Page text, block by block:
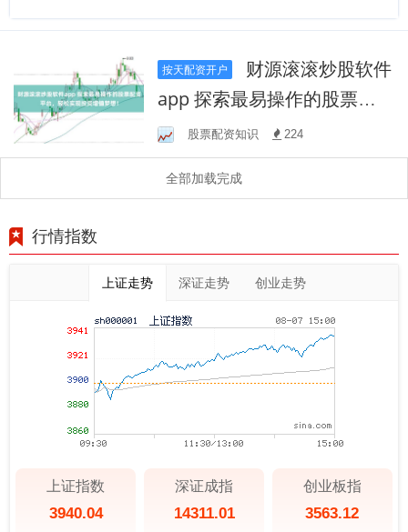
按天配资开户
app 探索最易操作的股票配
资平台，轻松实现投资增值
梦想！
股票配资知识 224
全部加载完成
行情指数
上证走势 深证走势 创业走势
上证指数
3940.04
深证成指
14311.01
创业板指
3563.12